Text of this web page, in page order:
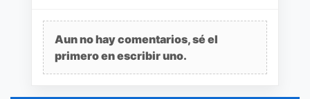
Aun no hay comentarios, sé el
primero en escribir uno.